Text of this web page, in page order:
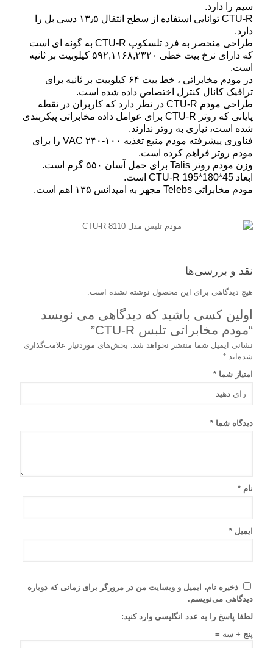
سیم را دارد.
CTU-R توانایی استفاده از سطح انتقال ۱۳٫۵ دسی بل را
دارد.
طراحی منحصر به فرد تلسکوپ CTU-R به گونه ای است
که دارای نرخ بیت خطی ۵۹۲,۱۱۶۸,۲۳۲۰ کیلوبیت بر ثانیه
است.
در مودم مخابراتی ، خط بیت ۶۴ کیلوبیت بر ثانیه برای
ترافیک کانال کنترل اختصاص داده شده است.
طراحی مودم CTU-R در نظر دارد که کاربران در نقطه
پایانی که روتر CTU-R برای عوامل داده مخابراتی پیکربندی
شده است، نیازی به روتر ندارند.
فناوری پیشرفته مودم منبع تغذیه ۱۰۰-۲۴۰ VAC را برای
مودم روتر فراهم کرده است.
وزن مودم روتر Talis برای حمل آسان ۵۵۰ گرم است.
ابعاد CTU-R 195*180*45 است.
مودم مخابراتی Telebs مجهز به امپدانس ۱۳۵ اهم است.
نقد و بررسی‌ها
هیچ دیدگاهی برای این محصول نوشته نشده است.
اولین کسی باشید که دیدگاهی می نویسد
“مودم مخابراتی تلبس CTU-R”
نشانی ایمیل شما منتشر نخواهد شد. بخش‌های موردنیاز علامت‌گذاری
شده‌اند *
امتیاز شما *
دیدگاه شما *
نام *
ایمیل *
ذخیره نام، ایمیل و وبسایت من در مرورگر برای زمانی که دوباره
دیدگاهی می‌نویسم.
لطفا پاسخ را به عدد انگلیسی وارد کنید:
پنج + سه =